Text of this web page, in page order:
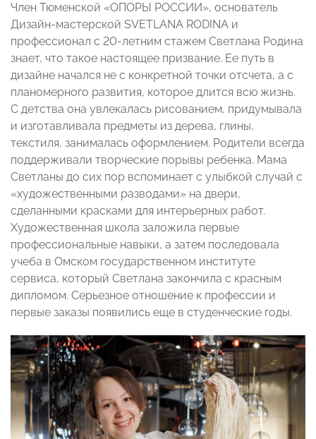
Член Тюменской «ОПОРЫ РОССИИ», основатель
Дизайн-мастерской SVETLANA RODINA и
профессионал с 20-летним стажем Светлана Родина
знает, что такое настоящее призвание. Ее путь в
дизайне начался не с конкретной точки отсчета, а с
планомерного развития, которое длится всю жизнь.
С детства она увлекалась рисованием, придумывала
и изготавливала предметы из дерева, глины,
текстиля, занималась оформлением. Родители всегда
поддерживали творческие порывы ребенка. Мама
Светланы до сих пор вспоминает с улыбкой случай с
«художественными разводами» на двери,
сделанными красками для интерьерных работ.
Художественная школа заложила первые
профессиональные навыки, а затем последовала
учеба в Омском государственном институте
сервиса, который Светлана закончила с красным
дипломом. Серьезное отношение к профессии и
первые заказы появились еще в студенческие годы.